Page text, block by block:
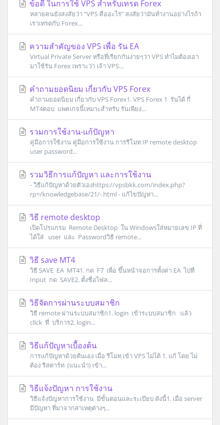
ข้อดี ในการใช้ VPS สำหรับเทรด Forex
หลายคนยังสงสัยว่า “VPS คืออะไร” สงสัยว่ามันทำงานอย่างไรถ้า
เราเทรดกับ Forex...
ความสำคัญของ VPS เพื่อ รัน EA
Virtual Private Server หรือที่เรียกกันง่ายๆว่า VPS ทำไมต้องเอา
มาใช้รัน Forex เพราะว่า เจ้า VPS...
คำถามยอดนิยม เกี่ยวกับ VPS Forex
คำถามยอดนิยม เกี่ยวกับ VPS Forex1. VPS Forex 1 รันได้ กี่
MT4ตอบ แพคเกจนี้เหมาะสำหรับ รันเพียง...
รวมการใช้งาน-แก้ปัญหา
คู่มือการใช้งาน คู่มือการใช้งาน การรีโมท IP remote desktop
user password...
รวมวิธีการแก้ปัญหา และการใช้งาน
- วิธีแก้ปัญหาด้วยตัวเองhttps://vpsbkk.com/index.php?
rp=/knowledgebase/21/-.html - แก้ไขปัญหา...
วิธี remote desktop
เปิดโปรแกรม Remote Desktop ใน Windowsใส่หมายเลข IP ที่
ได้ใส่ user และ Passwordวิธี remote...
วิธี save MT4
วิธี SAVE EA MT41. กด F7 เพื่อ ขึ้นหน้าจอการตั้งค่า EA ไปที่
Input กด SAVE2. ตั้งชื่อไฟล...
วิธีจัดการผ่านระบบสมาชิก
วิธี remote ผ่านระบบสมาชิก1. login เข้าระบบสมาชิก แล้ว
click ที่ บริการ2. login...
วิธีแก้ปัญหาเบื้องต้น
การแก้ปัญหาด้วยต้นเอง เมื่อ รีโมท เข้า VPS ไม่ได้ 1. แก้ โดย ไม่
ต้อง รีสตาร์ท (แนะนำ) เข้า...
วิธีแจ้งปัญหา การใช้งาน
วิธีแจ้งปัญหาการใช้งาน มีขั้นตอนและระเบียบ ดังนี้1. เมื่อ server
มีปัญหา ที่มาจากสาเหตุต่างๆ...